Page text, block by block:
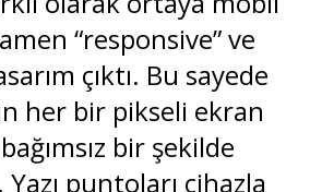
“responsive” ve
çıktı. Bu sayede
her bir pikseli ekran
bir şekilde
puntoları cihazla